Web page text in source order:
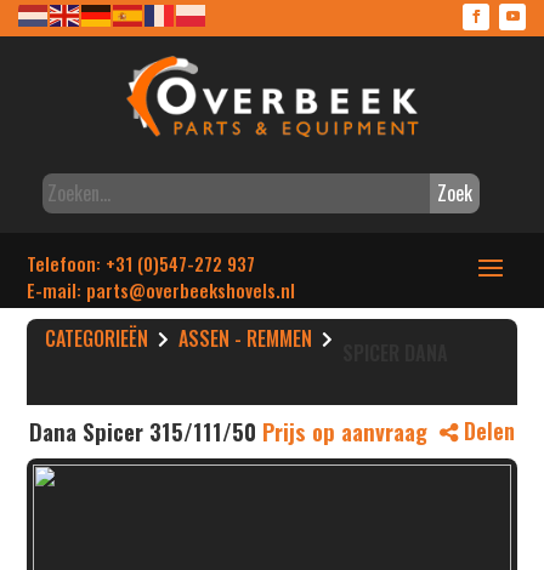
Zoek
Telefoon: +31 (0)547-272 937
E-mail: parts@overbeekshovels.nl
CATEGORIEËN ASSEN - REMMEN
Dana Spicer 315/111/50 Prijs op aanvraag Delen